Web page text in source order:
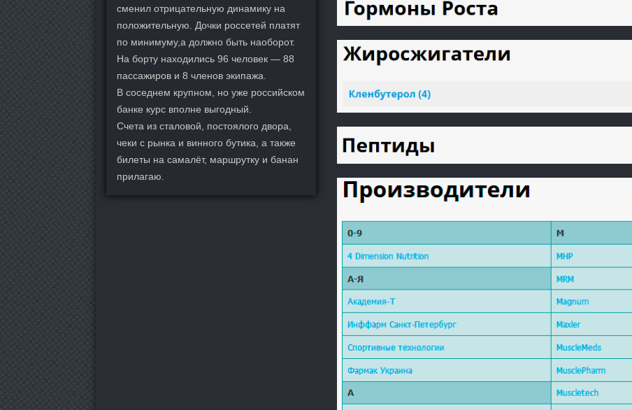
сменил отрицательную динамику на
положительную. Дочки россетей платят
по минимуму,а должно быть наоборот.
На борту находились 96 человек — 88
пассажиров и 8 членов экипажа.
В соседнем крупном, но уже российском
банке курс вполне выгодный.
Счета из сталовой, постоялого двора,
чеки с рынка и винного бутика, а также
билеты на самалёт, маршрутку и банан
прилагаю.